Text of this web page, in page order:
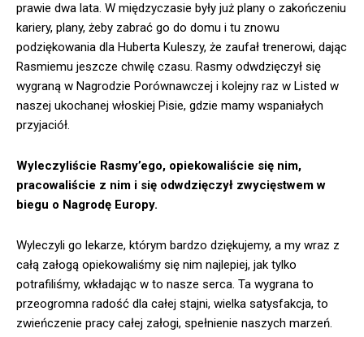
prawie dwa lata. W międzyczasie były już plany o zakończeniu
kariery, plany, żeby zabrać go do domu i tu znowu
podziękowania dla Huberta Kuleszy, że zaufał trenerowi, dając
Rasmiemu jeszcze chwilę czasu. Rasmy odwdzięczył się
wygraną w Nagrodzie Porównawczej i kolejny raz w Listed w
naszej ukochanej włoskiej Pisie, gdzie mamy wspaniałych
przyjaciół.
Wyleczyliście Rasmy’ego, opiekowaliście się nim,
pracowaliście z nim i się odwdzięczył zwycięstwem w
biegu o Nagrodę Europy.
Wyleczyli go lekarze, którym bardzo dziękujemy, a my wraz z
całą załogą opiekowaliśmy się nim najlepiej, jak tylko
potrafiliśmy, wkładając w to nasze serca. Ta wygrana to
przeogromna radość dla całej stajni, wielka satysfakcja, to
zwieńczenie pracy całej załogi, spełnienie naszych marzeń.